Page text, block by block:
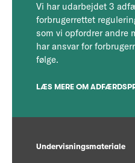
Vi har udarbejdet 3
forbrugerrettet
som vi opfordrer andre
har ansvar for
følge.
LÆS MERE OM
Undervisningsmateriale